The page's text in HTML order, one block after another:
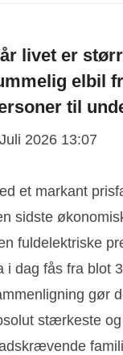
livet er
elbil
til
2026 13:07
et markant
sidste
fuldelektriske
i dag fås fra blot
gør
stærkeste